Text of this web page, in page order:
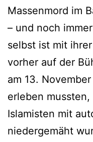
Massenmord im
– und noch
selbst ist mit
vorher auf der
am 13.
erleben
Islamisten mit
niedergemäht